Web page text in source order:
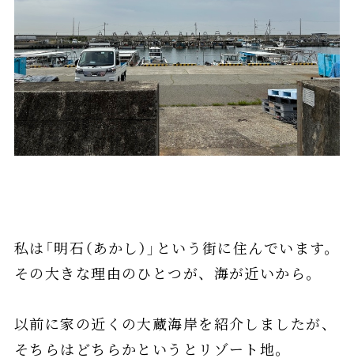
私は「明石（あかし）」という街に住んでいます。
その大きな理由のひとつが、海が近いから。
以前に家の近くの大蔵海岸を紹介しましたが、
そちらはどちらかというとリゾート地。